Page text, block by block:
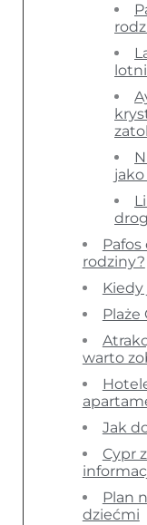
Pafos
rodziny?
Kiedy
Plaże
warto
Jak
Cypr
Plan
dziećmi